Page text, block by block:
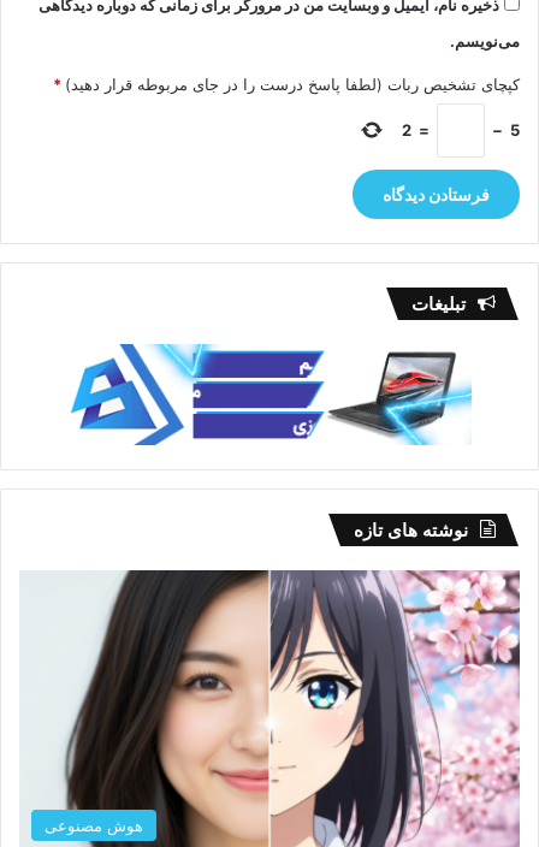
ذخیره نام، ایمیل و وبسایت من در مرورگر برای زمانی که دوباره دیدگاهی
می‌نویسم.
کپچای تشخیص ربات (لطفا پاسخ درست را در جای مربوطه قرار دهید) *
5
−
=
2
تبلیغات
نوشته های تازه
هوش مصنوعی